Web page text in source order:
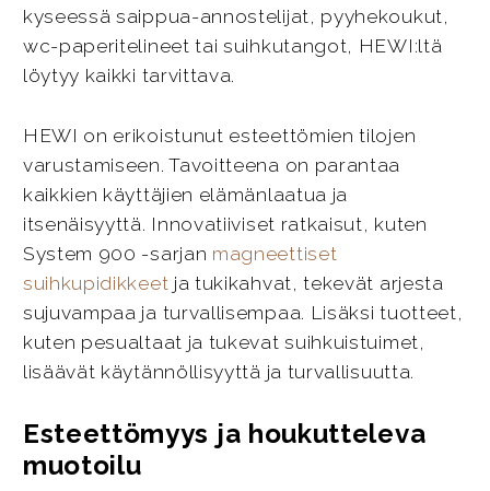
kyseessä saippua-annostelijat, pyyhekoukut,
wc-paperitelineet tai suihkutangot, HEWI:ltä
löytyy kaikki tarvittava.
HEWI on erikoistunut esteettömien tilojen
varustamiseen. Tavoitteena on parantaa
kaikkien käyttäjien elämänlaatua ja
itsenäisyyttä. Innovatiiviset ratkaisut, kuten
System 900 -sarjan magneettiset
suihkupidikkeet ja tukikahvat, tekevät arjesta
sujuvampaa ja turvallisempaa. Lisäksi tuotteet,
kuten pesualtaat ja tukevat suihkuistuimet,
lisäävät käytännöllisyyttä ja turvallisuutta.
Esteettömyys ja houkutteleva
muotoilu